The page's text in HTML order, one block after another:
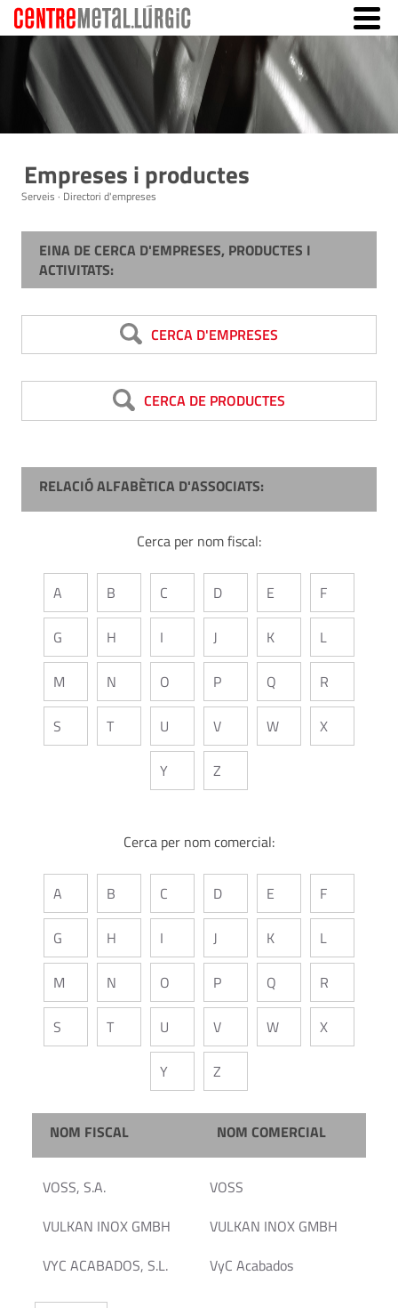
Empreses i productes
Serveis · Directori d'empreses
EINA DE CERCA D'EMPRESES, PRODUCTES I
ACTIVITATS:
CERCA D'EMPRESES
CERCA DE PRODUCTES
RELACIÓ ALFABÈTICA D'ASSOCIATS:
Cerca per nom fiscal:
A B C D E F
G H I J K L
M N O P Q R
S T U V W X
Y Z
Cerca per nom comercial:
A B C D E F
G H I J K L
M N O P Q R
S T U V W X
Y Z
NOM FISCAL NOM COMERCIAL
VOSS, S.A.
VOSS
VULKAN INOX GMBH
VULKAN INOX GMBH
VYC ACABADOS, S.L.
VyC Acabados